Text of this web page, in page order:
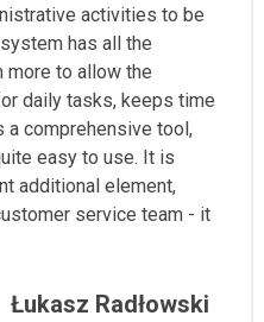
activities to be
has all the
more to allow the
daily tasks, keeps time
a comprehensive tool,
easy to use. It is
additional element,
service team - it
Łukasz Radłowski